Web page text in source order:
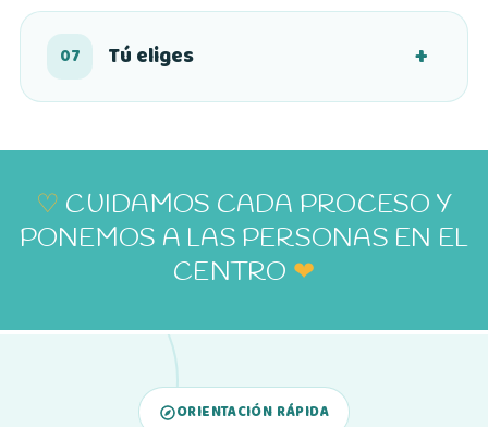
07 Tú eliges
♡ CUIDAMOS CADA PROCESO Y
PONEMOS A LAS PERSONAS EN EL
CENTRO ❤
ORIENTACIÓN RÁPIDA